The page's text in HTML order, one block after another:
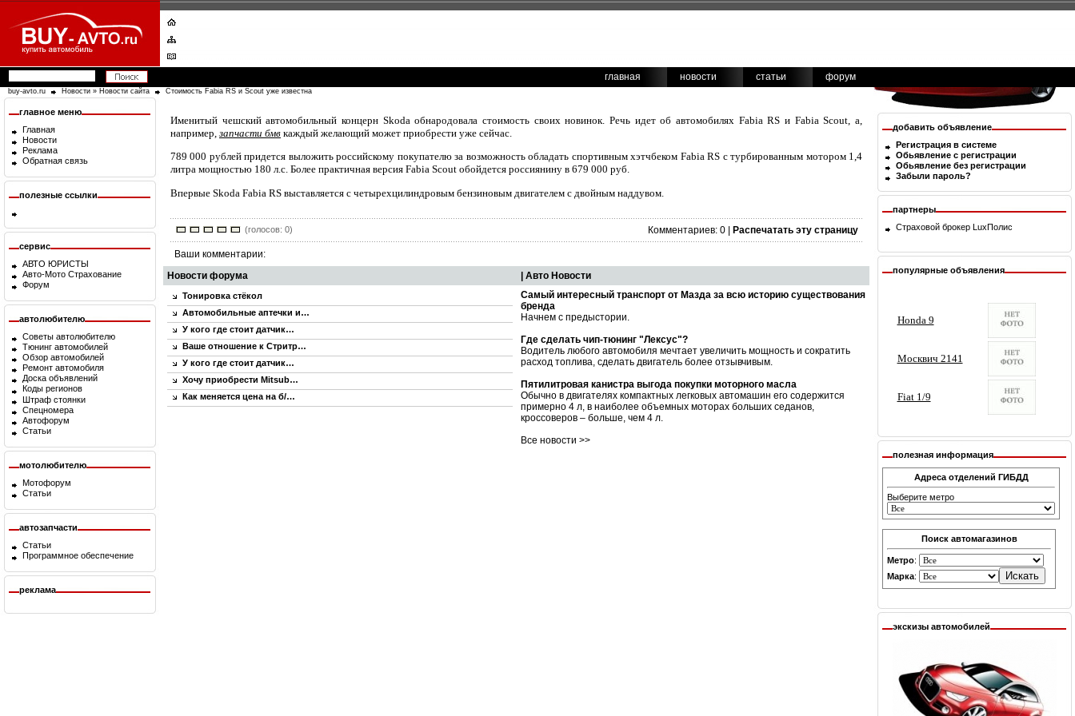
главная новости статьи форум
buy-avto.ru Новости » Новости сайта Стоимость Fabia RS и Scout уже известна
главное меню
Главная
Новости
Реклама
Обратная связь
полезные ссылки
сервис
АВТО ЮРИСТЫ
Авто-Мото Страхование
Форум
автолюбителю
Советы автолюбителю
Тюнинг автомобилей
Обзор автомобилей
Ремонт автомобиля
Доска объявлений
Коды регионов
Штраф стоянки
Спецномера
Автофорум
Статьи
мотолюбителю
Мотофорум
Статьи
автозапчасти
Статьи
Программное обеспечение
реклама
Именитый чешский автомобильный концерн Skoda обнародовала стоимость своих новинок. Речь идет об автомобилях Fabia RS и Fabia Scout, а,
например, запчасти бмв каждый желающий может приобрести уже сейчас.
789 000 рублей придется выложить российскому покупателю за возможность обладать спортивным хэтчбеком Fabia RS с турбированным мотором 1,4
литра мощностью 180 л.с. Более практичная версия Fabia Scout обойдется россиянину в 679 000 руб.
Впервые Skoda Fabia RS выставляется с четырехцилиндровым бензиновым двигателем с двойным наддувом.
(голосов: 0) Комментариев: 0 | Распечатать эту страницу
Ваши комментарии:
Новости форума
| Авто Новости
Тонировка стёкол
Автомобильные аптечки и…
У кого где стоит датчик…
Ваше отношение к Стритр…
У кого где стоит датчик…
Хочу приобрести Mitsub…
Как меняется цена на б/…
Самый интересный транспорт от Мазда за всю историю существования
бренда
Начнем с предыстории.
Где сделать чип-тюнинг "Лексус"?
Водитель любого автомобиля мечтает увеличить мощность и сократить
расход топлива, сделать двигатель более отзывчивым.
Пятилитровая канистра выгода покупки моторного масла
Обычно в двигателях компактных легковых автомашин его содержится
примерно 4 л, в наиболее объемных моторах больших седанов,
кроссоверов – больше, чем 4 л.
Все новости >>
добавить объявление
Регистрация в системе
Обьявление с регистрации
Обьявление без регистрации
Забыли пароль?
партнеры
Страховой брокер LuxПолис
популярные объявления
полезная информация
Адреса отделений ГИБДД
Выберите метро
Поиск автомагазинов
Метро:
Марка:
экскизы автомобилей